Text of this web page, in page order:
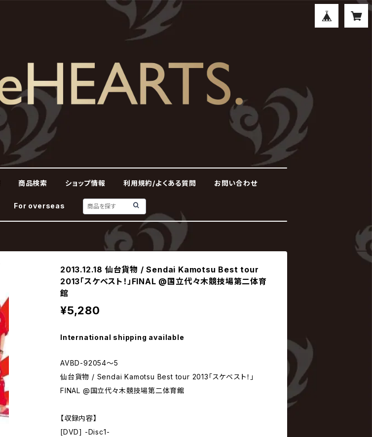
商品検索 ショップ情報 利用規約/よくある質問 お問い合わせ
For overseas
2013.12.18 仙台貨物 / Sendai Kamotsu Best tour
2013「スケベスト！」FINAL @国立代々木競技場第二体育
館
¥5,280
International shipping available
AVBD-92054〜5
仙台貨物 / Sendai Kamotsu Best tour 2013「スケベスト！」
FINAL @国立代々木競技場第二体育館
【収録内容】
[DVD] -Disc1-